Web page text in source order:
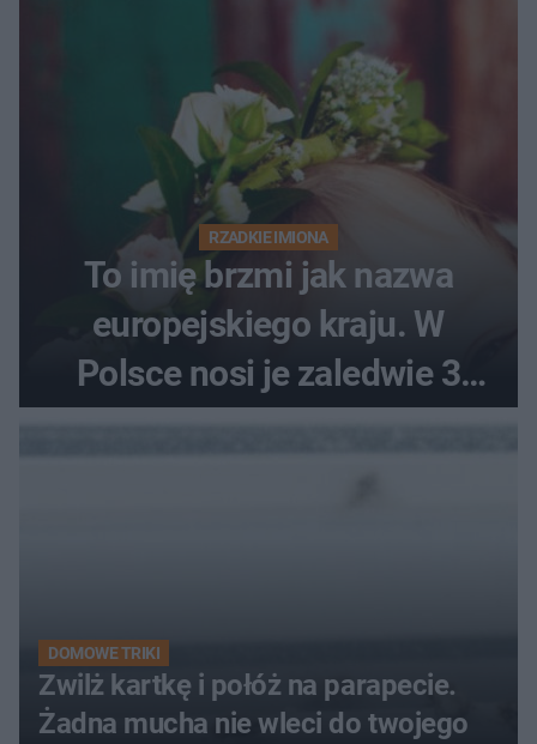
RZADKIE IMIONA
To imię brzmi jak nazwa
europejskiego kraju. W
Polsce nosi je zaledwie 3
DOMOWE TRIKI
Zwilż kartkę i połóż na parapecie.
Żadna mucha nie wleci do twojego